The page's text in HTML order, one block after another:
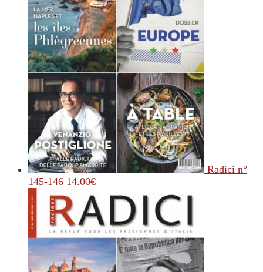
Radici n°
145-146 14.00€